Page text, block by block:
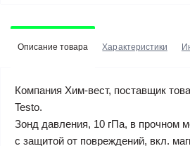
Описание товара Характеристики
Компания Хим-вест, поставщик
Testo.
Зонд давления, 10 гПа, в прочном
с защитой от повреждений, вкл.